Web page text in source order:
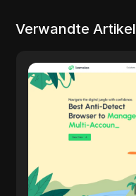
Verwandte Artikel